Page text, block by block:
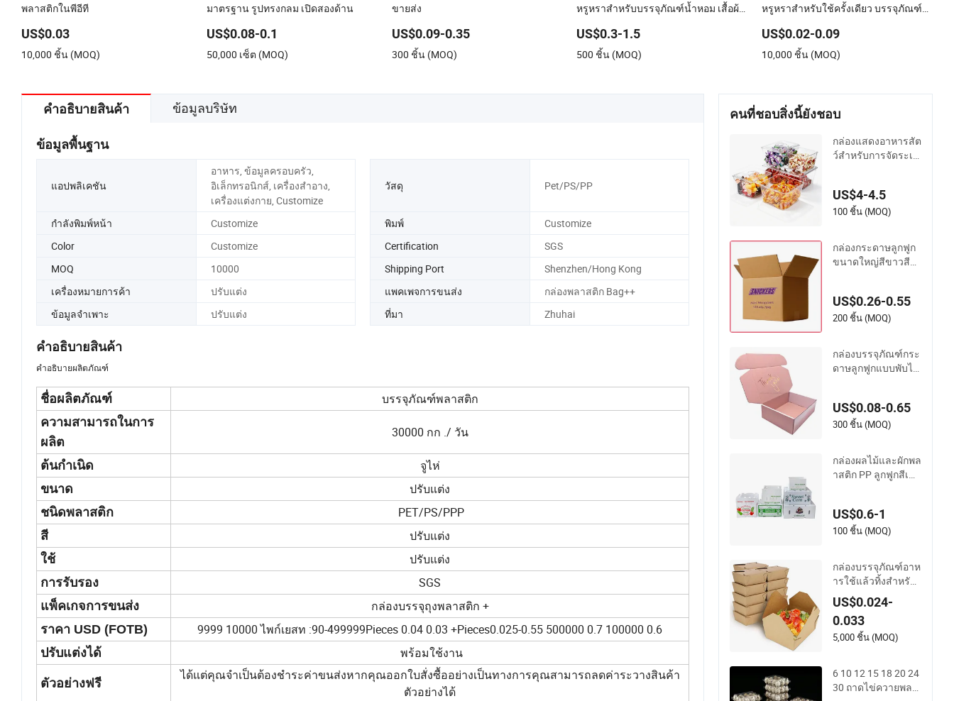
พลาสติกในพีอีที
US$0.03
10,000 ชิ้น (MOQ)
มาตรฐาน รูปทรงกลม เปิดสองด้าน
US$0.08-0.1
50,000 เซ็ต (MOQ)
ขายส่ง
US$0.09-0.35
300 ชิ้น (MOQ)
หรูหราสำหรับบรรจุภัณฑ์น้ำหอม เสื้อผ้า
กล่องของขวัญคริสต์มาส
US$0.3-1.5
500 ชิ้น (MOQ)
หรูหราสำหรับใช้ครั้งเดียว บรรจุภัณฑ์
US$0.02-0.09
10,000 ชิ้น (MOQ)
คำอธิบายสินค้า ข้อมูลบริษัท
ข้อมูลพื้นฐาน
แอปพลิเคชัน
อาหาร, ข้อมูลครอบครัว,
อิเล็กทรอนิกส์, เครื่องสำอาง,
เครื่องแต่งกาย, Customize
วัสดุ Pet/PS/PP
กำลังพิมพ์หน้า Customize พิมพ์
Customize
Color
Customize Certification
SGS
MOQ
10000 Shipping Port
Shenzhen/Hong Kong
เครื่องหมายการค้า
ปรับแต่ง แพคเพจการขนส่ง
กล่องพลาสติก Bag++
ข้อมูลจำเพาะ
ปรับแต่ง ที่มา Zhuhai
คำอธิบายสินค้า
คำอธิบายผลิตภัณฑ์
ชื่อผลิตภัณฑ์ บรรจุภัณฑ์พลาสติก
ความสามารถในการ
ผลิต
30000 กก ./ วัน
ต้นกำเนิด จูไห่
ขนาด ปรับแต่ง
ชนิดพลาสติก PET/PS/PPP
สี ปรับแต่ง
ใช้ ปรับแต่ง
การรับรอง SGS
แพ็คเกจการขนส่ง กล่องบรรจุถุงพลาสติก +
ราคา USD (FOTB) 9999 10000 ไพก์เยสท :90-499999Pieces 0.04 0.03 +Pieces0.025-0.55 500000 0.7 100000 0.6
ปรับแต่งได้ พร้อมใช้งาน
ตัวอย่างฟรี
ได้แต่คุณจำเป็นต้องชำระค่าขนส่งหากคุณออกใบสั่งซื้ออย่างเป็นทางการคุณสามารถลดค่าระวางสินค้า
ตัวอย่างได้
คนที่ชอบสิ่งนี้ยังชอบ
กล่องแสดงอาหารสัต
ว์สำหรับการจัดระเบี
US$4-4.5
100 ชิ้น (MOQ)
กล่องกระดาษลูกฟูก
ขนาดใหญ่สีขาวสี
รทะเลแช่แข็ง เนื้อ ร
องเท้า ขนส่ง ย้าย ส่ง
US$0.26-0.55
200 ชิ้น (MOQ)
กล่องบรรจุภัณฑ์กระ
ดาษลูกฟูกแบบพับได้
ครื่องประดับ น้ำหอม
อาหาร พิซซ่า ช็อกโ
US$0.08-0.65
300 ชิ้น (MOQ)
กล่องผลไม้และผักพล
าสติก PP ลูกฟูกสีเขีย
ล่องขิง
US$0.6-1
100 ชิ้น (MOQ)
กล่องบรรจุภัณฑ์อาห
ารใช้แล้วทิ้งสำหรับ
ร้านอาหารจีน ขายดี
ทำจากวัสดุย่อยสลาย
ได้อย่างรวดเร็ว สำห
รับบรรจุอาหารพร้อม
US$0.024-
0.033
5,000 ชิ้น (MOQ)
6 10 12 15 18 20 24
30 ถาดไข่ควายพลา